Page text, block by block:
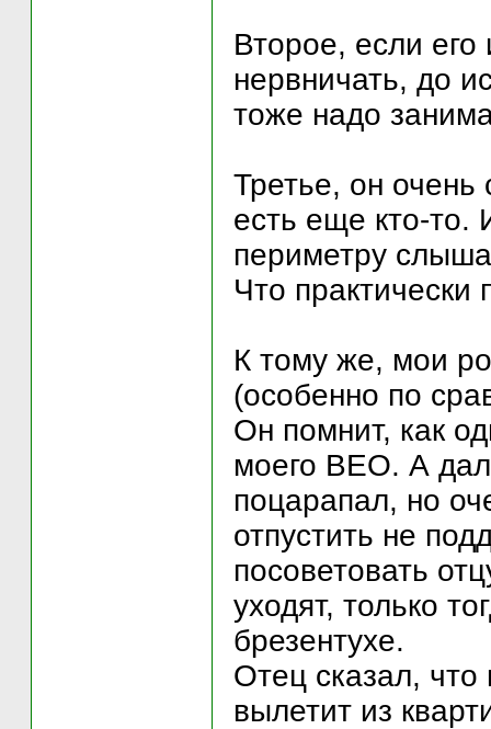
Второе, если
нервничать, до
тоже надо
Третье, он очень
есть еще кто-то.
периметру
Что практически
К тому же, мои
(особенно по
Он помнит, как
моего ВЕО. А
поцарапал, но
отпустить не
посоветовать
уходят, только
брезентухе.
Отец сказал, что
вылетит из